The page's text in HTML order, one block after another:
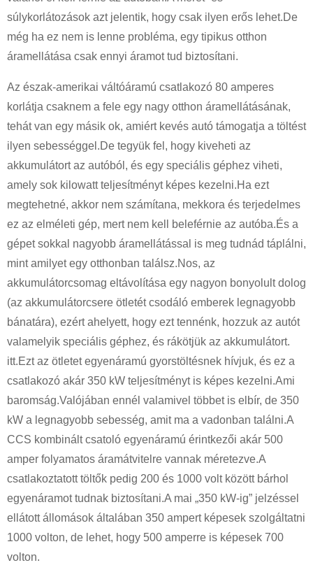
súlykorlátozások azt jelentik, hogy csak ilyen erős lehet.De
még ha ez nem is lenne probléma, egy tipikus otthon
áramellátása csak ennyi áramot tud biztosítani.
Az észak-amerikai váltóáramú csatlakozó 80 amperes
korlátja csaknem a fele egy nagy otthon áramellátásának,
tehát van egy másik ok, amiért kevés autó támogatja a töltést
ilyen sebességgel.De tegyük fel, hogy kiveheti az
akkumulátort az autóból, és egy speciális géphez viheti,
amely sok kilowatt teljesítményt képes kezelni.Ha ezt
megtehetné, akkor nem számítana, mekkora és terjedelmes
ez az elméleti gép, mert nem kell beleférnie az autóba.És a
gépet sokkal nagyobb áramellátással is meg tudnád táplálni,
mint amilyet egy otthonban találsz.Nos, az
akkumulátorcsomag eltávolítása egy nagyon bonyolult dolog
(az akkumulátorcsere ötletét csodáló emberek legnagyobb
bánatára), ezért ahelyett, hogy ezt tennénk, hozzuk az autót
valamelyik speciális géphez, és rákötjük az akkumulátort.
itt.Ezt az ötletet egyenáramú gyorstöltésnek hívjuk, és ez a
csatlakozó akár 350 kW teljesítményt is képes kezelni.Ami
baromság.Valójában ennél valamivel többet is elbír, de 350
kW a legnagyobb sebesség, amit ma a vadonban találni.A
CCS kombinált csatoló egyenáramú érintkezői akár 500
amper folyamatos áramátvitelre vannak méretezve.A
csatlakoztatott töltők pedig 200 és 1000 volt között bárhol
egyenáramot tudnak biztosítani.A mai „350 kW-ig” jelzéssel
ellátott állomások általában 350 ampert képesek szolgáltatni
1000 volton, de lehet, hogy 500 amperre is képesek 700
volton.